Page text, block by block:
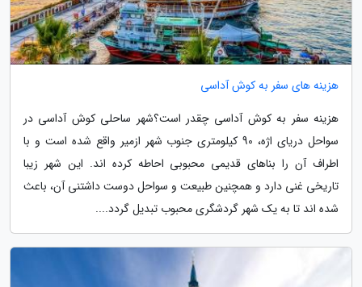
هزینه های سفر به کوش آداسی
هزینه سفر به کوش آداسی چقدر است؟شهر ساحلی کوش آداسی در
سواحل دریای اژه، 90 کیلومتری جنوب شهر ازمیر واقع شده است و با
اطراف آن را بناهای قدیمی محبوبی احاطه کرده اند. این شهر زیبا
تاریخی غنی دارد و همچنین طبیعت و سواحل دوست داشتنی آن، باعث
شده اند تا به یک شهر گردشگری محبوب تبدیل گردد....